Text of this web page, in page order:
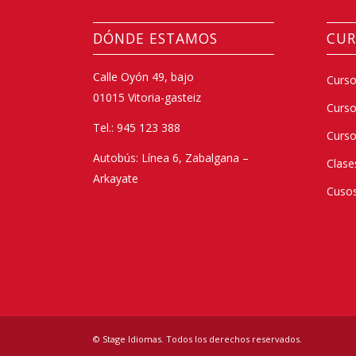
DÓNDE ESTAMOS
Calle Oyón 49, bajo
01015 Vitoria-gasteiz
Tel.: 945 123 388
Autobús: Línea 6, Zabalgana –
Arkayate
© Stage Idiomas. Todos los derechos reservados.